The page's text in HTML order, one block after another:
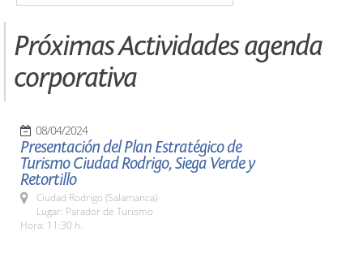
Próximas Actividades agenda
corporativa
08/04/2024
Presentación del Plan Estratégico de
Turismo Ciudad Rodrigo, Siega Verde y
Retortillo
Ciudad Rodrigo (Salamanca)
Lugar: Parador de Turismo
Hora: 11:30 h.